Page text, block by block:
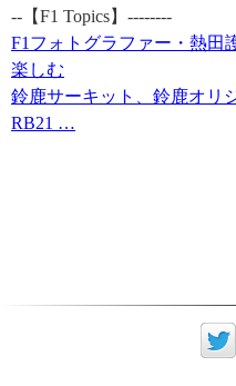
--【F1 Topics】--------
F1フォトグラファー・熱田
楽しむ
鈴鹿サーキット、鈴鹿オリ
RB21 …